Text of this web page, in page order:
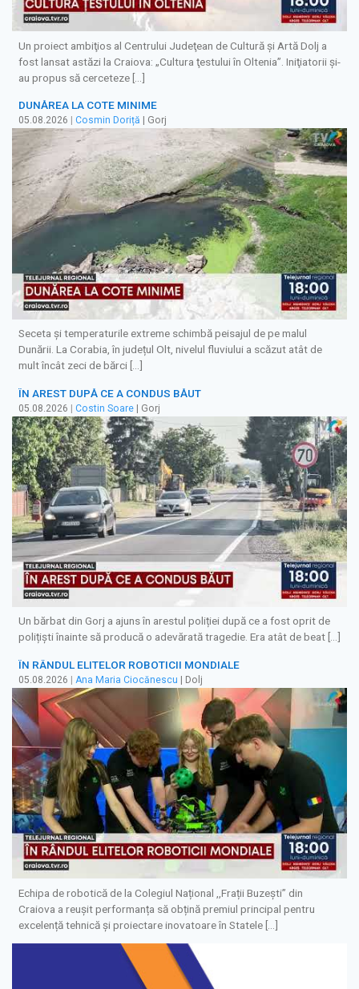
Un proiect ambiţios al Centrului Judeţean de Cultură şi Artă Dolj a
fost lansat astăzi la Craiova: „Cultura ţestului în Oltenia”. Iniţiatorii şi-
au propus să cerceteze […]
DUNĂREA LA COTE MINIME
05.08.2026 Cosmin Doriță | Gorj
Seceta și temperaturile extreme schimbă peisajul de pe malul
Dunării. La Corabia, în județul Olt, nivelul fluviului a scăzut atât de
mult încât zeci de bărci […]
ÎN AREST DUPĂ CE A CONDUS BĂUT
05.08.2026 | Costin Soare | Gorj
Un bărbat din Gorj a ajuns în arestul poliției după ce a fost oprit de
polițiști înainte să producă o adevărată tragedie. Era atât de beat […]
ÎN RÂNDUL ELITELOR ROBOTICII MONDIALE
05.08.2026 Ana Maria Ciocănescu | Dolj
Echipa de robotică de la Colegiul Național ,,Frații Buzești” din
Craiova a reușit performanța să obțină premiul principal pentru
excelență tehnică și proiectare inovatoare în Statele […]